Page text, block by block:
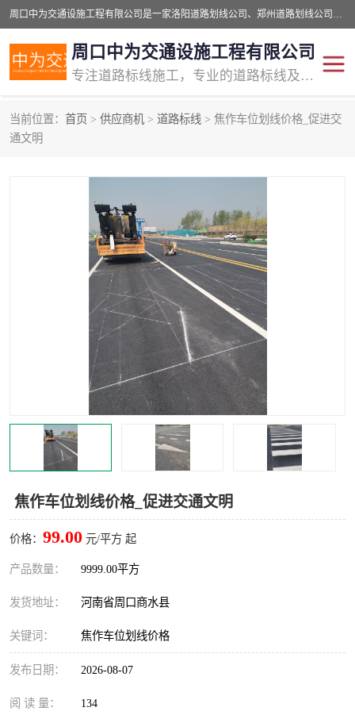
周口中为交通设施工程有限公司是一家洛阳道路划线公司、郑州道路划线公司、平顶山道路车位划线公司、开封车位划线公司、许昌道路车位划线公司、漯河道路车位划线公司，公司始终坚持“诚信、匠心、专注”的宗旨；我们的经营理念是：的服务。
周口中为交通设施工程有限公司
专注道路标线施工，专业的道路标线及交通设施施工服务商!
当前位置： 首页 > 供应商机 > 道路标线 > 焦作车位划线价格_促进交
通文明
焦作车位划线价格_促进交通文明
价格： 99.00 元/平方 起
产品数量： 9999.00平方
发货地址： 河南省周口商水县
关键词： 焦作车位划线价格
发布日期： 2026-08-07
阅 读 量： 134
交通道路标线
道路标线划线 马路标线
道路划线